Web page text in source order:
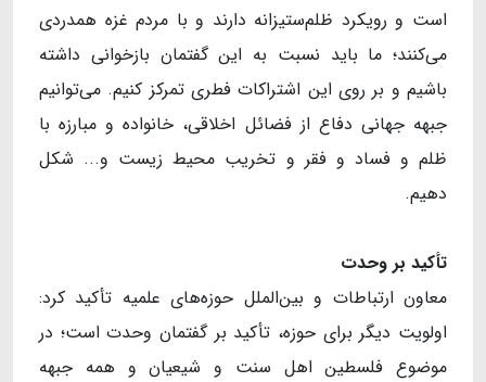
است و رویکرد ظلم‌ستیزانه دارند و با مردم غزه همدردی
می‌کنند؛ ما باید نسبت به این گفتمان بازخوانی داشته
باشیم و بر روی این اشتراکات فطری تمرکز کنیم. می‌توانیم
جبهه جهانی دفاع از فضائل اخلاقی، خانواده و مبارزه با
ظلم و فساد و فقر و تخریب محیط زیست و... شکل
دهیم.
​​​​​​​تأکید بر وحدت
معاون ارتباطات و بین‌الملل حوزه‌های علمیه تأکید کرد:
اولویت دیگر برای حوزه، تأکید بر گفتمان وحدت است؛ در
موضوع فلسطین اهل سنت و شیعیان و همه جبهه